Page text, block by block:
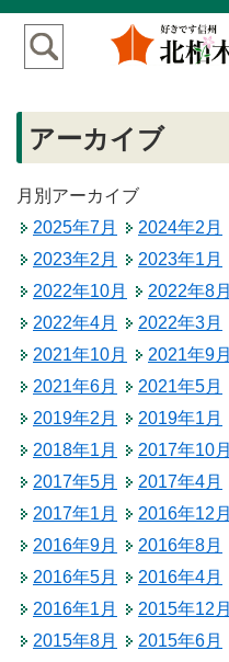
アーカイブ
月別アーカイブ
2025年7月
2024年2月
2023年2月
2023年1月
2022年10月
2022年8月
2022年4月
2022年3月
2021年10月
2021年9月
2021年6月
2021年5月
2019年2月
2019年1月
2018年1月
2017年10月
2017年5月
2017年4月
2017年1月
2016年12月
2016年9月
2016年8月
2016年5月
2016年4月
2016年1月
2015年12月
2015年8月
2015年6月